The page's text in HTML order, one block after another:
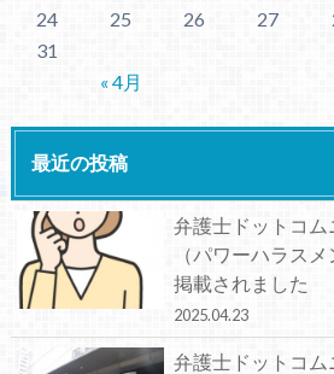
« 4月
24
25 26 27
31
最近の投稿
弁護士ドットコ
（パワーハラス
掲載されました
2025.04.23
弁護士ドットコ